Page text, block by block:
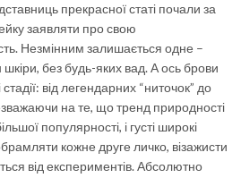
прекрасної статі почали за
заявляти про свою
Незмінним залишається одне –
шкіри, без будь-яких вад. А ось брови
від легендарних “ниточок” до
на те, що тренд природності
популярності, і густі широкі
кожне друге личко, візажисти
від експериментів. Абсолютно